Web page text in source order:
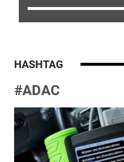
HASHTAG
#ADAC